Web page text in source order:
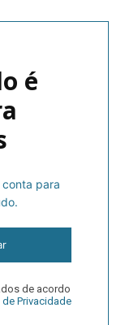
é
conta para
de acordo
Privacidade